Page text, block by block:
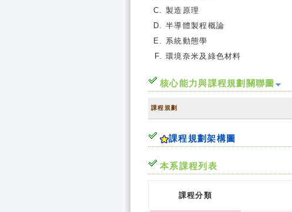
製造原理
半導體製程概論
系統動態學
環境奈米及綠色材料
核心能力與課程規劃關聯圖
課程規劃
課程規劃架構圖
本系課程列表
課程分類